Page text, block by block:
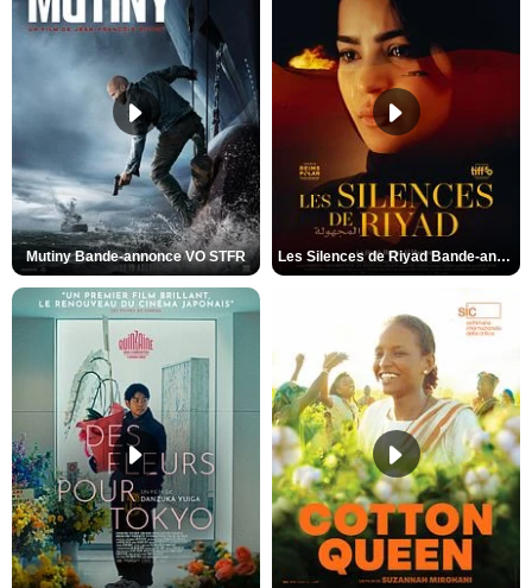
Mutiny Bande-annonce VO STFR Les Silences de Riyad Bande-annonce VO STFR